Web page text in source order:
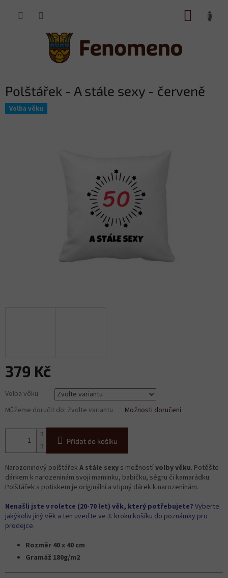
Polštářek - A stále sexy - červeně
Volba věku
379 Kč
cena:
Volba věku
Můžeme doručit do: Zvolte variantu Možnosti doručení
Přidat do košíku
Narozeninový polštářek A stále sexy s možnostívolby věku. Potěšte
dárkem k narozeninám svoji maminku, babičku, ségru či kamarádku.
Polštářek s potiskem je originální a vtipný dárek k narozeninám.
Nenašli jste v roletce (20-70 let) věk, který potřebujete? Vyberte
jakýkoliv jiný věk a ten uveďte ve 3. kroku košíku do poznámky pro
prodejce.
Rozměr 40 x 40 cm
Gramáž 180g/m2